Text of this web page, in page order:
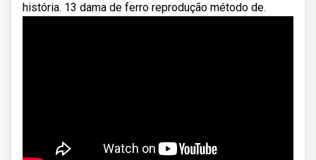
história. 13 dama de ferro reprodução método de.